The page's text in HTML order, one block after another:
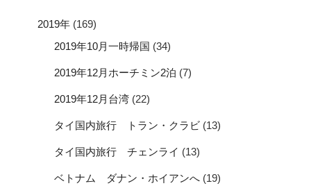
2019年 (169)
2019年10月一時帰国 (34)
2019年12月ホーチミン2泊 (7)
2019年12月台湾 (22)
タイ国内旅行 トラン・クラビ (13)
タイ国内旅行 チェンライ (13)
ベトナム ダナン・ホイアンへ (19)